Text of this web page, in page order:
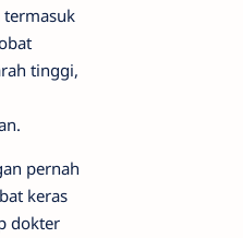
termasuk
tinggi,
pernah
keras
dokter